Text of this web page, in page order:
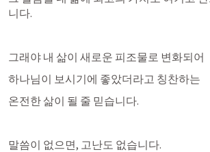
니다.
그래야 내 삶이 새로운 피조물로 변화되어
하나님이 보시기에 좋았더라고 칭찬하는
온전한 삶이 될 줄 믿습니다.
말씀이 없으면, 고난도 없습니다.